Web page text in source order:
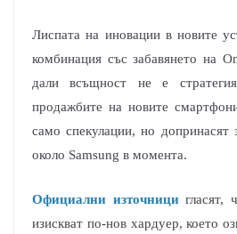
Лиспата на иновации в новите
комбинация със забавянето на
дали всъщност не е
продажбите на новите
само спекулации, но допринасят
около Samsung в момента.
Официални източницигласят,
изискват по-нов хардуер, което